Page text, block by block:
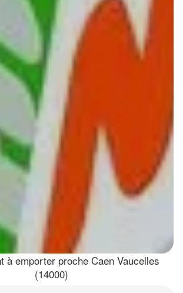
à emporter proche Caen Vaucelles
(14000)